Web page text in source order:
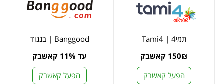
תמי4 | Tami4
150₪ קאשבק
הפעל קאשבק
Banggood | בנגוד
עד 11% קאשבק
הפעל קאשבק